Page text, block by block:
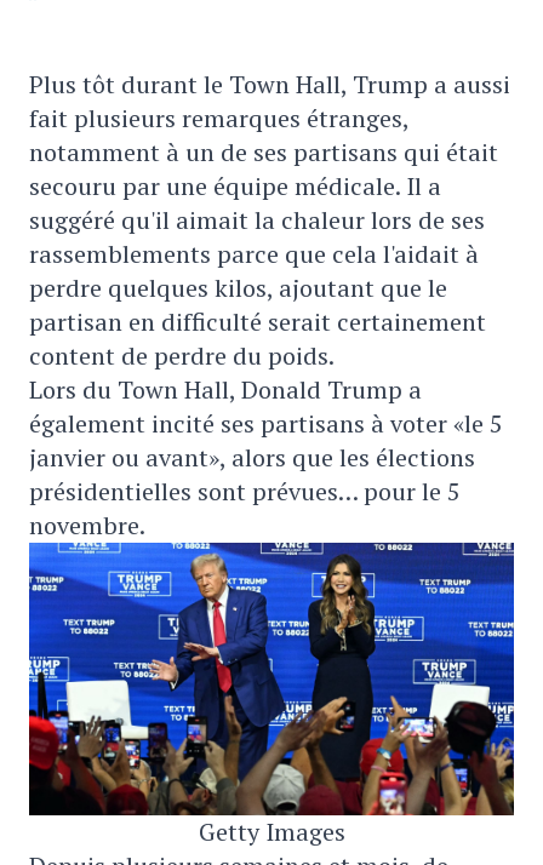
Plus tôt durant le Town Hall, Trump a aussi
fait plusieurs remarques étranges,
notamment à un de ses partisans qui était
secouru par une équipe médicale. Il a
suggéré qu'il aimait la chaleur lors de ses
rassemblements parce que cela l'aidait à
perdre quelques kilos, ajoutant que le
partisan en difficulté serait certainement
content de perdre du poids.
Lors du Town Hall, Donald Trump a
également incité ses partisans à voter «le 5
janvier ou avant», alors que les élections
présidentielles sont prévues… pour le 5
novembre.
Getty Images